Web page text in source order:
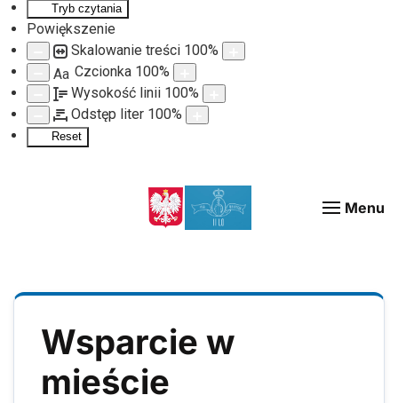
Tryb czytania
Powiększenie
Skalowanie treści 100%
Aa Czcionka 100%
Wysokość linii 100%
Odstęp liter 100%
Reset
Menu
Wsparcie w
mieście